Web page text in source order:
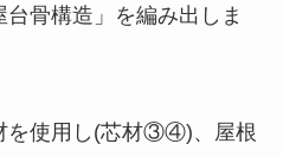
骨構造」を編み出しま
を使用し(芯材③④)、屋根